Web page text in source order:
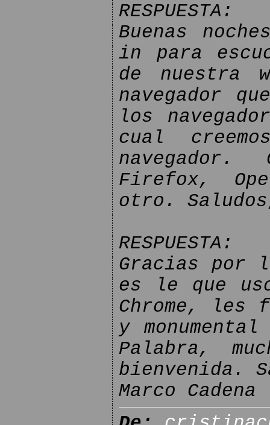
RESPUESTA:
Buenas
in para
de nuestra
navegador
los
cual
navegador.
Firefox,
otro.
RESPUESTA:
Gracias por
es le que
Chrome,
y
Palabra,
bienvenida.
Marco Cadena